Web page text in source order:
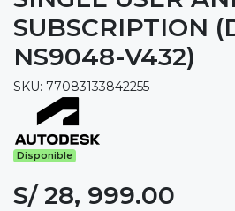
SUBSCRIPTION
NS9048-V432)
SKU: 77083133842255
Disponible
S/ 28, 999.00